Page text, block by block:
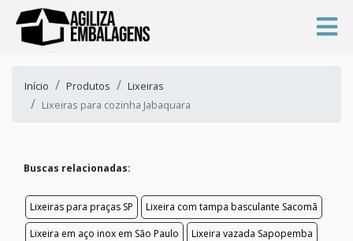
Início Produtos
Lixeiras
Lixeiras para cozinha Jabaquara
Buscas relacionadas:
Lixeiras para praças SP
Lixeira com tampa basculante Sacomã
Lixeira em aço inox em São Paulo
Lixeira vazada Sapopemba